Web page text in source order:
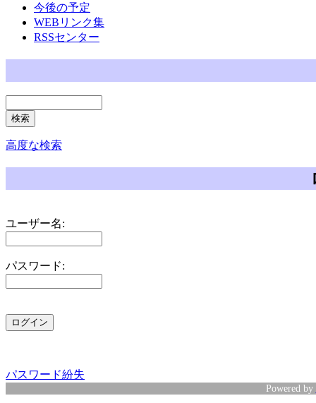
今後の予定
WEBリンク集
RSSセンター
高度な検索
ユーザー名:
パスワード:
パスワード紛失
Powered by